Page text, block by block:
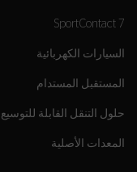
SportContact 7
السيارات الكهربائية
المستقبل المستدام
حلول التنقل القابلة للتوسيع
المعدات الأصلية